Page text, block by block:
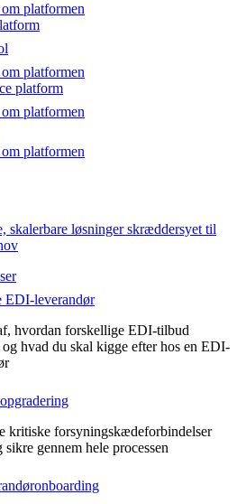
platformen
platformen
platform
platformen
platformen
skalerbare løsninger skræddersyet til
EDI-leverandør
hvordan forskellige EDI-tilbud
og hvad du skal kigge efter hos en EDI-
kritiske forsyningskædeforbindelser
sikre gennem hele processen